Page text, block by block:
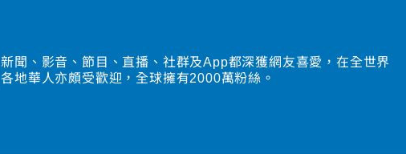
新聞、影音、節目、直播、社群及App都深獲網友喜愛，在全世界
各地華人亦頗受歡迎，全球擁有2000萬粉絲。